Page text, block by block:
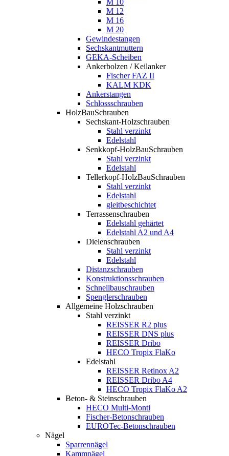
M 10
M 12
M 16
M 20
Gewindestangen
Sechskantmuttern
GEKA-Scheiben
Ankerbolzen / Keilanker
Fischer FAZ II
KALM KDK
Ankerstangen
Schlossschrauben
HolzBauSchrauben
Sechskant-Holzschrauben
Stahl verzinkt
Edelstahl
Senkkopf-HolzBauSchrauben
Stahl verzinkt
Edelstahl
Tellerkopf-HolzBauSchrauben
Stahl verzinkt
Edelstahl
gleitbeschichtet
Terrassenschrauben
Edelstahl gehärtet
Edelstahl A2 und A4
Dielenschrauben
Stahl verzinkt
Edelstahl
Distanzschrauben
Konstruktionsschrauben
Schnellbauschrauben
Spenglerschrauben
Allgemeine Holzschrauben
Stahl verzinkt
REISSER R2 plus
REISSER DNS plus
REISSER Dribo
HECO Tropix FlaKo
Edelstahl
REISSER Retinox A2
REISSER Dribo A4
HECO Tropix FlaKo A2
Beton- & Steinschrauben
HECO Multi-Monti
Fischer-Betonschrauben
EUROTec-Betonschrauben
Nägel
Sparrennägel
Kammnägel